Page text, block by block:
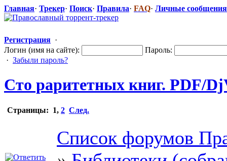
Главная· Трекер· Поиск· Правила· FAQ· Личные сообщения
Регистрация ·
Логин (имя на сайте):
Пароль:
· Забыли пароль?
Сто раритетных книг. PDF/
Страницы: 1, 2 След.
Список форумов